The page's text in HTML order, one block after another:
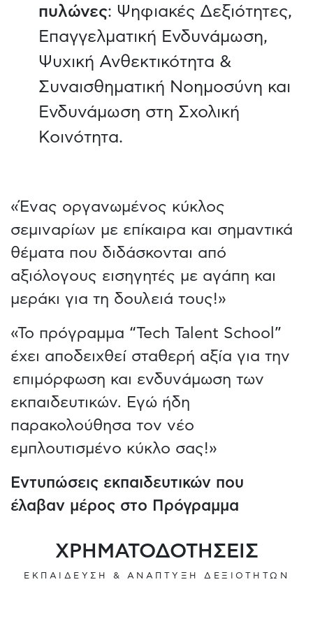
πυλώνες: Ψηφιακές Δεξιότητες,
Επαγγελματική Ενδυνάμωση,
Ψυχική Ανθεκτικότητα &
Συναισθηματική Νοημοσύνη και
Ενδυνάμωση στη Σχολική
Κοινότητα.
«Ένας οργανωμένος κύκλος
σεμιναρίων με επίκαιρα και σημαντικά
θέματα που διδάσκονται από
αξιόλογους εισηγητές με αγάπη και
μεράκι για τη δουλειά τους!»
«Το πρόγραμμα “Tech Talent School”
έχει αποδειχθεί σταθερή αξία για την
επιμόρφωση και ενδυνάμωση των
εκπαιδευτικών. Εγώ ήδη
παρακολούθησα τον νέο
εμπλουτισμένο κύκλο σας!»
Εντυπώσεις εκπαιδευτικών που
έλαβαν μέρος στο Πρόγραμμα
ΧΡΗΜΑΤΟΔΟΤΗΣΕΙΣ
ΕΚΠΑΙΔΕΥΣΗ & ΑΝΑΠΤΥΞΗ ΔΕΞΙΟΤΗΤΩΝ